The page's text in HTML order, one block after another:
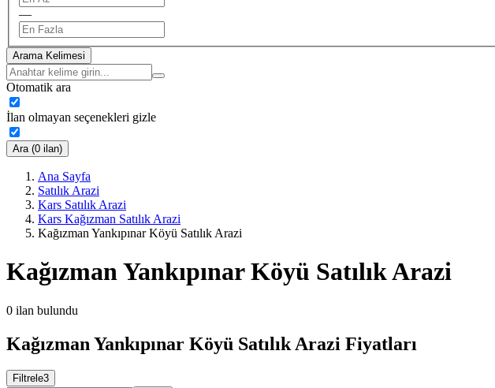
—
Arama Kelimesi
Otomatik ara
İlan olmayan seçenekleri gizle
Ara (0 ilan)
Ana Sayfa
Satılık Arazi
Kars Satılık Arazi
Kars Kağızman Satılık Arazi
Kağızman Yankıpınar Köyü Satılık Arazi
Kağızman Yankıpınar Köyü Satılık Arazi
0 ilan bulundu
Kağızman Yankıpınar Köyü Satılık Arazi Fiyatları
Filtrele3